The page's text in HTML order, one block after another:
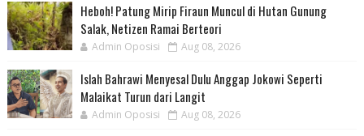
Heboh! Patung Mirip Firaun Muncul di Hutan Gunung
Salak, Netizen Ramai Berteori
Admin Oposisi Aug 08, 2026
Islah Bahrawi Menyesal Dulu Anggap Jokowi Seperti
Malaikat Turun dari Langit
Admin Oposisi Aug 08, 2026